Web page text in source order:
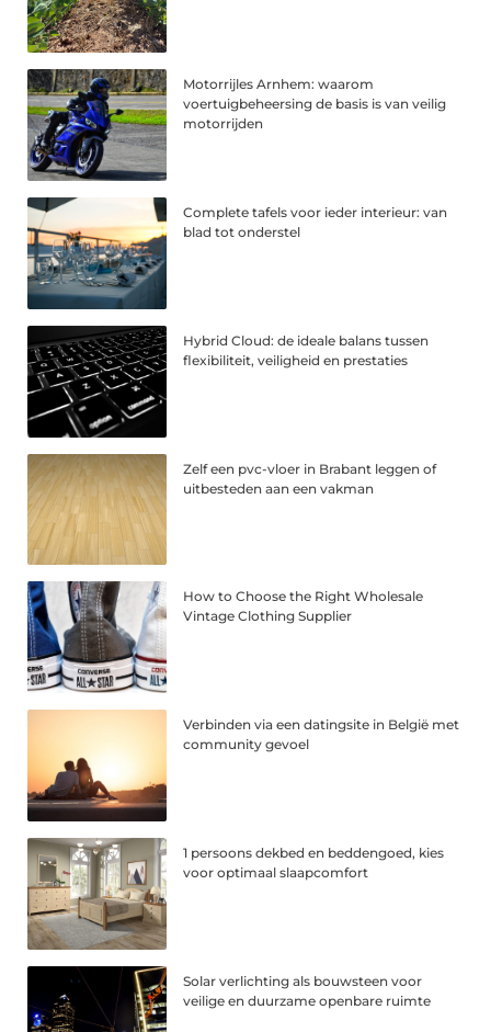
Motorrijles Arnhem: waarom
voertuigbeheersing de basis is van veilig
motorrijden
Complete tafels voor ieder interieur: van
blad tot onderstel
Hybrid Cloud: de ideale balans tussen
flexibiliteit, veiligheid en prestaties
Zelf een pvc-vloer in Brabant leggen of
uitbesteden aan een vakman
How to Choose the Right Wholesale
Vintage Clothing Supplier
Verbinden via een datingsite in België met
community gevoel
1 persoons dekbed en beddengoed, kies
voor optimaal slaapcomfort
Solar verlichting als bouwsteen voor
veilige en duurzame openbare ruimte